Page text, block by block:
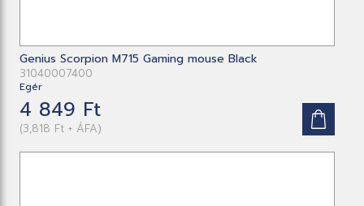
Genius Scorpion M715 Gaming mouse Black
31040007400
Egér
4 849 Ft
(3,818 Ft + ÁFA)